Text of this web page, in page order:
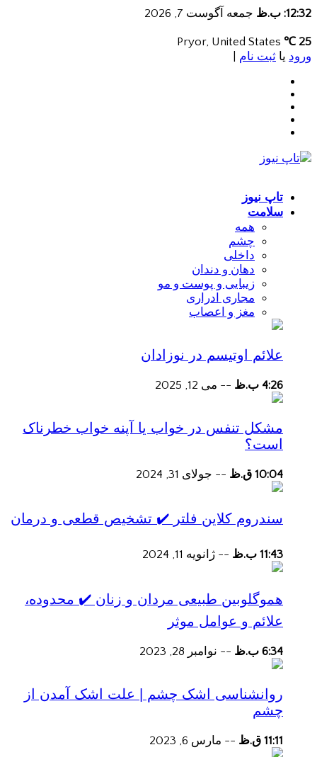
12:32: ب.ظ جمعه آگوست 7, 2026
25 ℃
ورود یا ثبت نام
تاپ نیوز
سلامت
همه
چشم
داخلی
دهان و دندان
زیبایی و پوست و مو
مجاری ادراری
مغز و اعصاب
علائم اوتیسم در نوزادان
4:26 ب.ظ -- می 12, 2025
مشکل تنفس در خواب یا آپنه خواب خطرناک
است؟
10:04 ق.ظ -- جولای 31, 2024
سندروم کلاین فلتر ✔️ تشخیص قطعی و درمان
11:43 ب.ظ -- ژانویه 11, 2024
هموگلوبین طبیعی مردان و زنان ✔️ محدوده،
علائم و عوامل موثر
6:34 ب.ظ -- نوامبر 28, 2023
روانشناسی اشک چشم | علت اشک آمدن از
چشم
11:11 ق.ظ -- مارس 6, 2023